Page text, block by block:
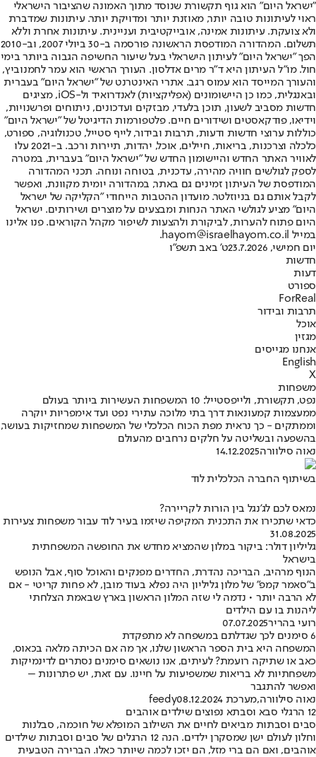
"ישראל היום" הוא גוף תקשורת שנוסד מתוך האמונה שהציבור הישראלי
ראוי לעיתונות טובה יותר, מאוזנת יותר ומדויקת יותר. עיתונות שמדברת
ולא צועקת. עיתונות אמינה, אובייקטיבית ועניינית. עיתונות אחרת וללא
תשלום. המהדורה המודפסת הראשונה פורסמה ב-30 ביולי 2007, וב-2010
הפך "ישראל היום" לעיתון הישראלי בעל שיעור החשיפה הגבוה ביותר בימי
חול. מו"ל העיתון היא ד"ר מרים אדלסון. העורך הראשי הוא עמר לחמנוביץ,
והעורך המייסד הוא עמוס רגב. אתרי האינטרנט של "ישראל היום" בעברית
ובאנגלית, כמו כן היישומונים (אפליקציות) לאנדרואיד ול-iOS, מציגים
חדשות מסביב לשעון, תוכן בלעדי, מבזקים ועדכונים, ניתוחים ופרשנויות,
וידיאו, פודקאסטים ושידורים חיים. פלטפורמות הדיגיטל של "ישראל היום"
כוללות ערוצי חדשות ודעות, תרבות ובידור, לייף סטייל, טכנולוגיה, ספורט,
כלכלה וצרכנות, בריאות, חיילים, אוכל, יהדות, תיירות ורכב. ב-2021 עלו
לאוויר האתר החדש והיישומון החדש של "ישראל היום" בעברית, במטרה
לספק לגולשים חוויה מהירה, עדכנית, בטוחה ונוחה. תכני המהדורה
המודפסת של העיתון זמינים גם באתר, במהדורה יומית מקוונת, ואפשר
לקבל אותם גם בניוזלטר. מועדון ההטבות הייחודי "הקליקה של ישראל
היום" מציע לגולשי האתר הנחות ומבצעים על מוצרים ושירותים. ישראל
היום פתוח להערות, לביקורת ולהצעות לשיפור מקהל הקוראים. פנו אלינו
במייל hayom@israelhayom.co.il.
יום חמישי, 23.7.2026
ט' באב תשפ"ו
חדשות
דעות
ספורט
ForReal
תרבות ובידור
אוכל
מגזין
אנחנו מגייסים
English
X
משפחות
נפט, תקשורת, ולייפסטייל: 10 המשפחות העשירות ביותר בעולם
ממעצמות קמעונאות דרך בתי מלוכה עתירי נפט ועד אימפריות יוקרה
וממתקים - כך נראית מפת הכוח הכלכלי של המשפחות שמחזיקות בעושר,
בהשפעה ובשליטה על חלקים נרחבים מהעולם
נאוה סילוורה14.12.2025
בשיתוף החברה הכלכלית לוד
נמאס לכם לג'נגל בין הורות לקריירה?
כדאי שתכירו את התכנית המקיפה שיזמו בעיר לוד עבור משפחות צעירות
31.08.2025
גליליון דולר: ביקור במלון שהמציא מחדש את החופשה המשפחתית
בישראל
הנוף מרהיב, הבריכה נהדרת, החדרים מפנקים והאוכל סוף, אבל הנופש
ב"סאמר קמפ" של מלון גליליון היה נפלא בעוד מובן, לא פחות קריטי - אם
לא הרבה יותר • נדמה לי שזה המלון הראשון בארץ שבאמת הצלחתי
ליהנות בו עם הילדים
רועי בהריר07.07.2025
6 סימנים לכך שגדלתם במשפחה לא מתפקדת
המשפחה היא בית הספר הראשון שלנו, אך מה אם הכיתה מלאה בכאוס,
כאב או שתיקה רועמת? לעיתים, אנו נושאים סימנים נסתרים לדינמיקות
משפחתיות לא בריאות שמשפיעות על חיינו. עם זאת, יש פתרונות –
ואפשר להתגבר
נאוה סילוורה,מערכת feedy 08.12.2024
12 הרגלי סבא וסבתא נפוצים שילדים אוהבים
סבים וסבתות מביאים לחיים את השילוב המופלא של חוכמה, סבלנות
וחלון לעולם ישן שמסקרן ילדים. הנה 12 הרגלים של סבים וסבתות שילדים
אוהבים, ואם הם ברי מזל, הם יזכו לכמה שיותר כאלו. הברירה הטבעית